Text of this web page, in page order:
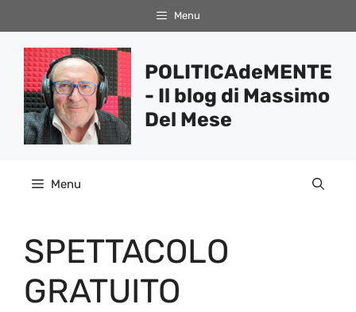
al
contenuto
Menu
POLITICAdeMENTE
- Il blog di Massimo
Del Mese
Menu
SPETTACOLO
GRATUITO